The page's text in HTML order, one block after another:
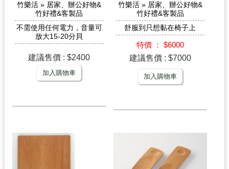
竹樂活 » 居家、辦公好物&
竹好禮&客製品
不需使用任何電力，音量可
放大15-20分貝
建議售價 : $2400
加入購物車
竹樂活 » 居家、辦公好物&
竹好禮&客製品
舒服到只想黏在椅子上
特價 ： $6000
建議售價 : $7000
加入購物車